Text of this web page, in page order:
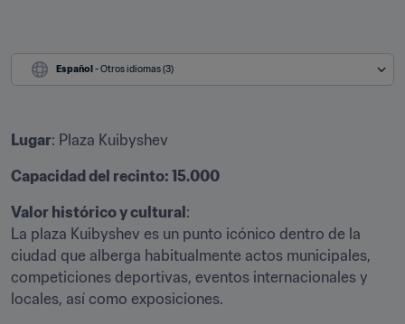
Español - Otros idiomas (3)
Lugar: Plaza Kuibyshev
Capacidad del recinto: 15.000
Valor histórico y cultural :
La plaza Kuibyshev es un punto icónico dentro de la
ciudad que alberga habitualmente actos municipales,
competiciones deportivas, eventos internacionales y
locales, así como exposiciones.